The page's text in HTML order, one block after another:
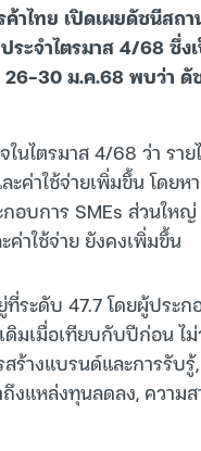
ไทย เปิดเผยดัชนีสถ
ะจำไตรมาส 4/68 ซึ่ง
26-30 ม.ค.68 พบว่า
ไตรมาส 4/68 ว่า รา
ค่าใช้จ่ายเพิ่มขึ้น โดยห
บการ SMEs ส่วนให
ค่าใช้จ่าย ยังคงเพิ่มขึ้น
ระดับ 47.7 โดยผู้ประ
มเมื่อเทียบกับปีก่อน ไม่
ร้างแบรนด์และการรับ
แหล่งทุนลดลง, ความส